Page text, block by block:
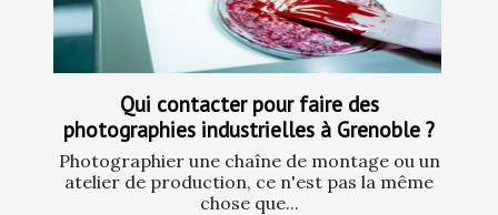
Qui contacter pour faire des
photographies industrielles à Grenoble ?
Photographier une chaîne de montage ou un
atelier de production, ce n'est pas la même
chose que...